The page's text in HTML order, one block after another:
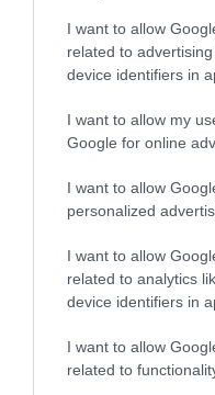
I want to allow
related to
device identifiers in
I want to allow my
Google for online
I want to allow
personalized
I want to allow
related to analytics
device identifiers in
I want to allow
related to
Közleményben tájékoztatta
időszakban folyó belső
közleményt változtatás
BIZOTTSÁGI JELENTÉS
POLGÁRMESTER ÉS SPISÁK
MEGÁLLAPÍTHATÓ A
2024. április 11|Eger ügye
Ismét bizottság elé került
vizsgálat eredménye. A
Városgazdálkodási
GECI, LOPNI MEG NEM 5
2024. május 08
Eger ügye